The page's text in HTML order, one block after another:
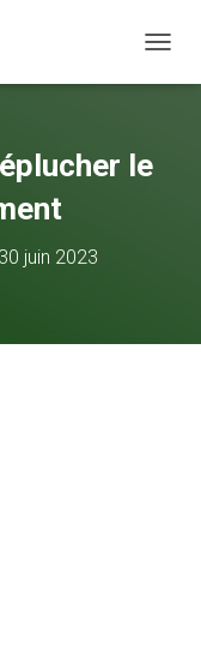
le
30 juin 2023